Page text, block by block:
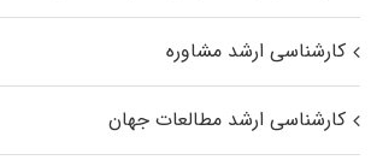
کارشناسی ارشد مشاوره
کارشناسی ارشد مطالعات جهان